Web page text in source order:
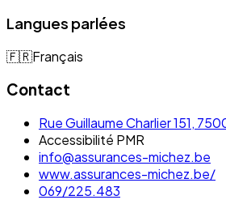
Langues parlées
🇫🇷Français
Contact
Rue Guillaume Charlier 151,
Accessibilité PMR
info@assurances-michez.be
www.assurances-michez.be/
069/225.483